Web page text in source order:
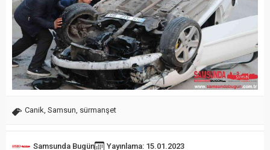
Canik, Samsun, sürmanşet
Samsunda Bugün
Yayınlama: 15.01.2023